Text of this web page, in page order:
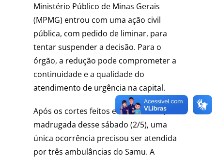
Ministério Público de Minas Gerais
(MPMG) entrou com uma ação civil
pública, com pedido de liminar, para
tentar suspender a decisão. Para o
órgão, a redução pode comprometer a
continuidade e a qualidade do
atendimento de urgência na capital.
Após os cortes feitos em 30 de abril, na
madrugada desse sábado (2/5), uma
única ocorrência precisou ser atendida
por três ambulâncias do Samu. A